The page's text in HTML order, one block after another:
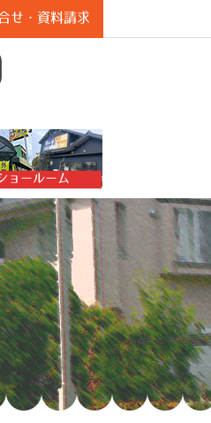
せ・資料請求
ョールーム